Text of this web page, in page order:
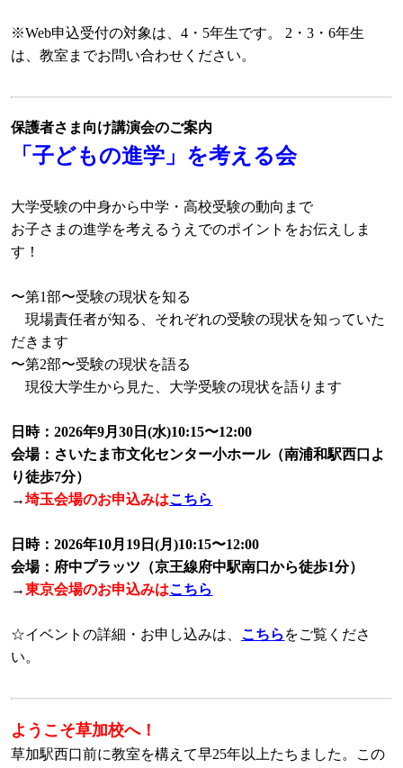
※Web申込受付の対象は、4・5年生です。 2・3・6年生
は、教室までお問い合わせください。
保護者さま向け講演会のご案内
「子どもの進学」を考える会
大学受験の中身から中学・高校受験の動向まで
お子さまの進学を考えるうえでのポイントをお伝えしま
す！
〜第1部〜受験の現状を知る
現場責任者が知る、それぞれの受験の現状を知っていた
だきます
〜第2部〜受験の現状を語る
現役大学生から見た、大学受験の現状を語ります
日時：2026年9月30日(水)10:15〜12:00
会場：さいたま市文化センター小ホール（南浦和駅西口よ
り徒歩7分）
→埼玉会場のお申込みはこちら
日時：2026年10月19日(月)10:15〜12:00
会場：府中プラッツ（京王線府中駅南口から徒歩1分）
→東京会場のお申込みはこちら
☆イベントの詳細・お申し込みは、 こちら をご覧くださ
い。
ようこそ草加校へ！
草加駅西口前に教室を構えて早25年以上たちました。この